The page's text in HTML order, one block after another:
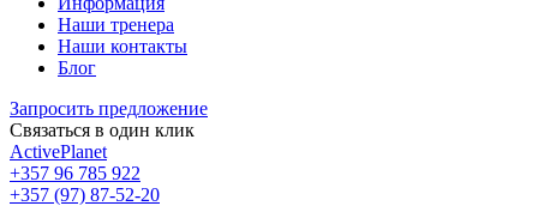
Наши тренера
Наши контакты
Блог
Запросить предложение
Связаться в один клик
ActivePlanet
+357 96 785 922
+357 (97) 87-52-20